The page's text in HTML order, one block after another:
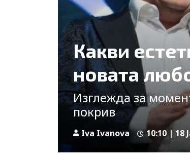
Какви
новата
Изглежда за
покрив
Iva Ivanova 10:10 | 18